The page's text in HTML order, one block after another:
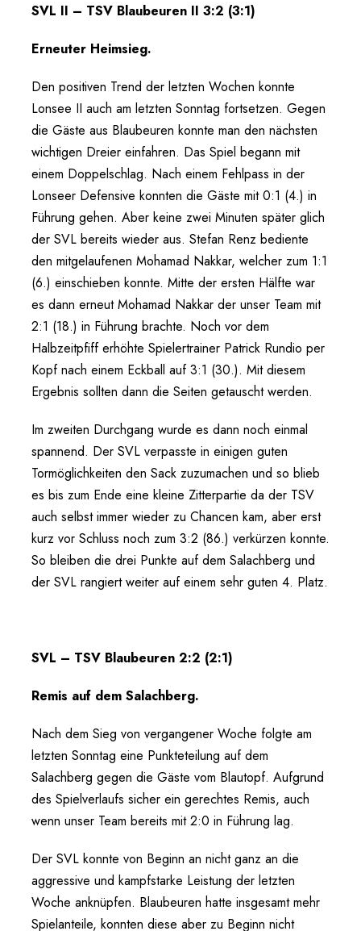
SVL II – TSV Blaubeuren II 3:2 (3:1)
Erneuter Heimsieg.
Den positiven Trend der letzten Wochen konnte
Lonsee II auch am letzten Sonntag fortsetzen. Gegen
die Gäste aus Blaubeuren konnte man den nächsten
wichtigen Dreier einfahren. Das Spiel begann mit
einem Doppelschlag. Nach einem Fehlpass in der
Lonseer Defensive konnten die Gäste mit 0:1 (4.) in
Führung gehen. Aber keine zwei Minuten später glich
der SVL bereits wieder aus. Stefan Renz bediente
den mitgelaufenen Mohamad Nakkar, welcher zum 1:1
(6.) einschieben konnte. Mitte der ersten Hälfte war
es dann erneut Mohamad Nakkar der unser Team mit
2:1 (18.) in Führung brachte. Noch vor dem
Halbzeitpfiff erhöhte Spielertrainer Patrick Rundio per
Kopf nach einem Eckball auf 3:1 (30.). Mit diesem
Ergebnis sollten dann die Seiten getauscht werden.
Im zweiten Durchgang wurde es dann noch einmal
spannend. Der SVL verpasste in einigen guten
Tormöglichkeiten den Sack zuzumachen und so blieb
es bis zum Ende eine kleine Zitterpartie da der TSV
auch selbst immer wieder zu Chancen kam, aber erst
kurz vor Schluss noch zum 3:2 (86.) verkürzen konnte.
So bleiben die drei Punkte auf dem Salachberg und
der SVL rangiert weiter auf einem sehr guten 4. Platz.
SVL – TSV Blaubeuren 2:2 (2:1)
Remis auf dem Salachberg.
Nach dem Sieg von vergangener Woche folgte am
letzten Sonntag eine Punkteteilung auf dem
Salachberg gegen die Gäste vom Blautopf. Aufgrund
des Spielverlaufs sicher ein gerechtes Remis, auch
wenn unser Team bereits mit 2:0 in Führung lag.
Der SVL konnte von Beginn an nicht ganz an die
aggressive und kampfstarke Leistung der letzten
Woche anknüpfen. Blaubeuren hatte insgesamt mehr
Spielanteile, konnten diese aber zu Beginn nicht